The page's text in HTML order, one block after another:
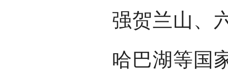
强贺兰山、
哈巴湖等国